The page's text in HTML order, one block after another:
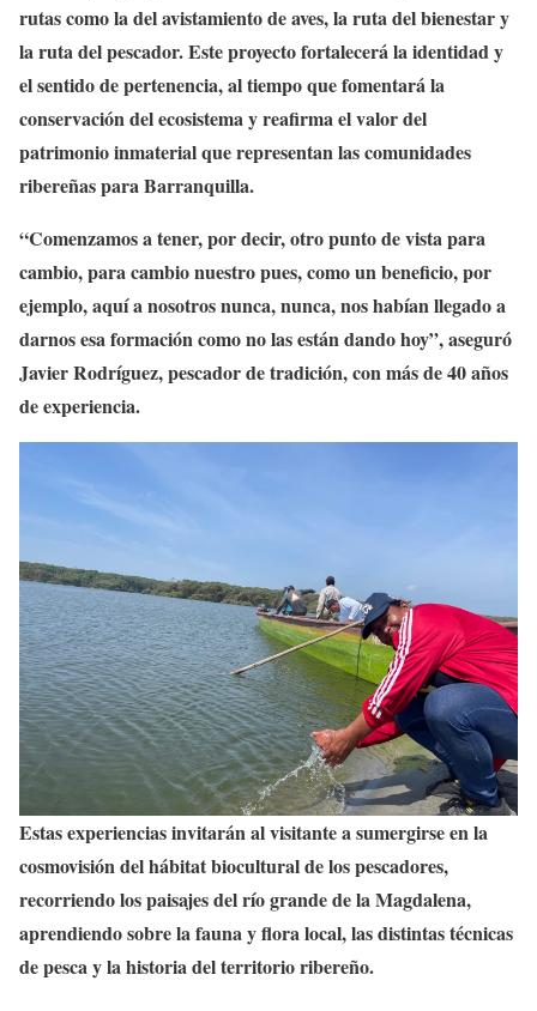
rutas como la del avistamiento de aves, la ruta del bienestar y
la ruta del pescador. Este proyecto fortalecerá la identidad y
el sentido de pertenencia, al tiempo que fomentará la
conservación del ecosistema y reafirma el valor del
patrimonio inmaterial que representan las comunidades
ribereñas para Barranquilla.
“Comenzamos a tener, por decir, otro punto de vista para
cambio, para cambio nuestro pues, como un beneficio, por
ejemplo, aquí a nosotros nunca, nunca, nos habían llegado a
darnos esa formación como no las están dando hoy”, aseguró
Javier Rodríguez, pescador de tradición, con más de 40 años
de experiencia.
Estas experiencias invitarán al visitante a sumergirse en la
cosmovisión del hábitat biocultural de los pescadores,
recorriendo los paisajes del río grande de la Magdalena,
aprendiendo sobre la fauna y flora local, las distintas técnicas
de pesca y la historia del territorio ribereño.